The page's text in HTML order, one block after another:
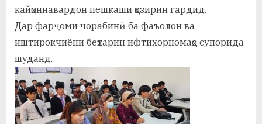
кайҳоннавардон пешкаши ҳозирин гардид.
Дар фарҷоми чорабинӣ ба фаъолон ва
иштирокчиёни беҳтарин ифтихорномаҳо супорида
шуданд.